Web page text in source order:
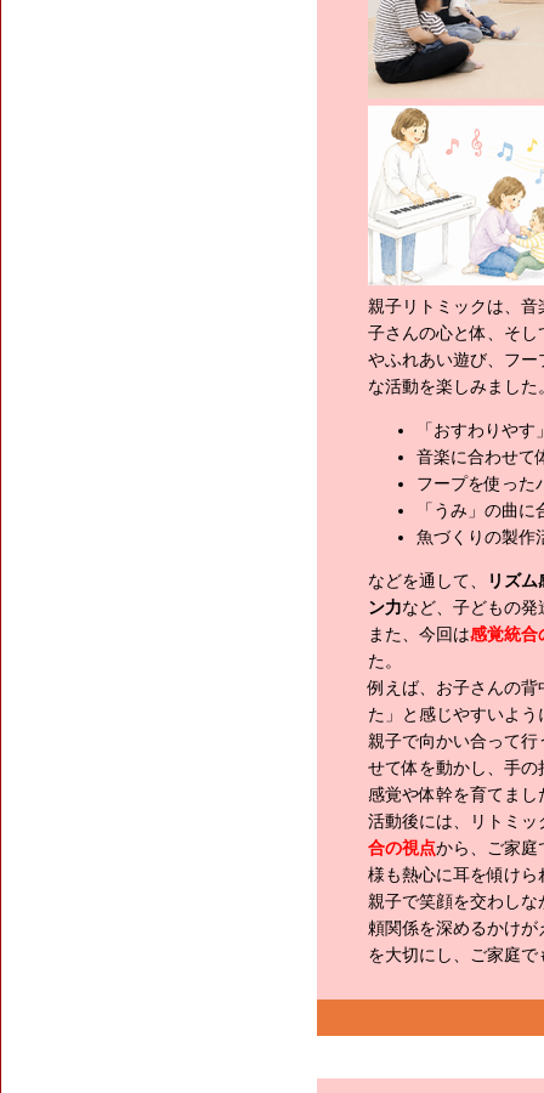
親子リトミックは、
子さんの心と体、そ
やふれあい遊び、フ
な活動を楽しみました
「おすわりや
音楽に合わせて
フープを使った
「うみ」の曲
魚づくりの製作
などを通して、
リズ
ン力など、子どもの
また、今回は感覚統合
た。
例えば、お子さんの
た」と感じやすいよう
親子で向かい合って
せて体を動かし、手
感覚や体幹を育てまし
活動後には、リトミ
合の視点から、ご家庭
様も熱心に耳を傾けら
親子で笑顔を交わし
頼関係を深めるかけ
を大切にし、ご家庭